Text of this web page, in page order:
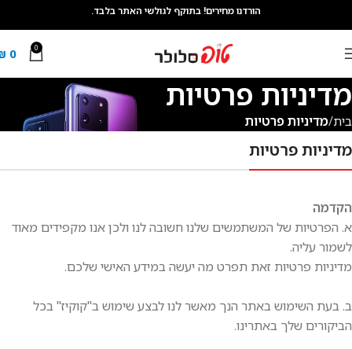
הורדנו מחירים! בתוקף לגולשי האתר בלבד.
0
0
מדיניות פרטיות
בית מדיניות פרטיות
מדיניות פרטיות
הקדמה
א. הפרטיות של המשתמשים שלנו חשובה לנו ולכן אנו מקפידים מאוד
לשמור עליה.
מדיניות פרטיות זאת תפרט מה יעשה במידע האישי שלכם.
ב. בעת השימוש באתר הנך מאשר לנו לבצע שימוש ב"קוקיז" בכל
הביקורים שלך באתרינו.